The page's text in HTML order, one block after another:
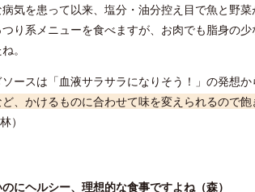
気を患って以来、塩分・油分控え目で魚と野
り系メニューを食べますが、お肉でも脂身の
。
ースは「血液サラサラになりそう！」の発想か
、かけるものに合わせて味を変えられるので飽
）
にヘルシー、理想的な食事ですよね（森）